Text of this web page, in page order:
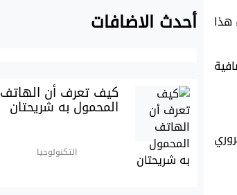
هذا
أحدث الاضافات
كيف تعرف أن الهاتف
المحمول به شريحتان
التكنولوجيا